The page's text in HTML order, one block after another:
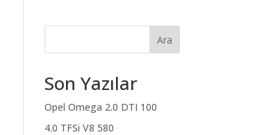
Ara
Son Yazılar
Opel Omega 2.0 DTI 100
4.0 TFSi V8 580